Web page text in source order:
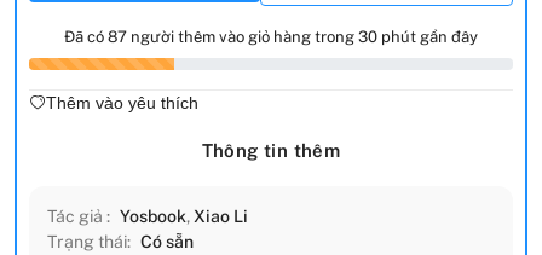
Đã có 87 người thêm vào giỏ hàng trong 30 phút gần đây
Thêm vào yêu thích
Thông tin thêm
Tác giả : Yosbook, Xiao Li
Trạng thái: Có sẵn